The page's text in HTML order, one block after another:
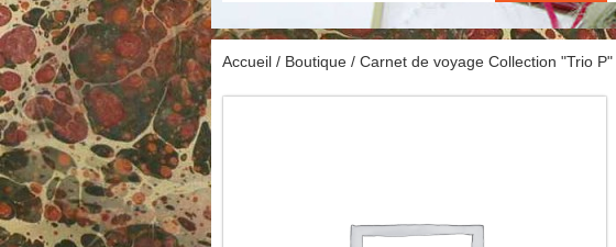
Accueil / Boutique / Carnet de voyage Collection "Trio P"